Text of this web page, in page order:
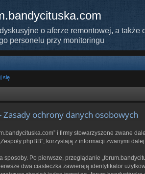
o aferze remontowej, a
personelu przy monitoringu
się
ochrony danych osobowych
i firmy stowarzyszone zwane
phpBB”, korzystają z informacji zwanymi
sposoby. Po pierwsze, przeglądanie
dwa ciasteczka zawierają identyfikator